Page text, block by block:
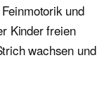
und
Kinder freien
wachsen und